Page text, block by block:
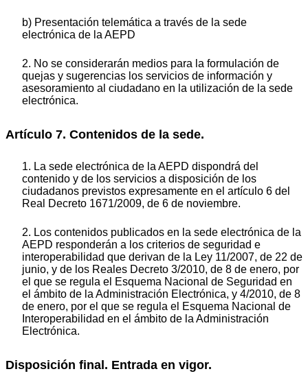
b) Presentación telemática a través de la sede
electrónica de la AEPD
2. No se considerarán medios para la formulación de
quejas y sugerencias los servicios de información y
asesoramiento al ciudadano en la utilización de la sede
electrónica.
Artículo 7. Contenidos de la sede.
1. La sede electrónica de la AEPD dispondrá del
contenido y de los servicios a disposición de los
ciudadanos previstos expresamente en el artículo 6 del
Real Decreto 1671/2009, de 6 de noviembre.
2. Los contenidos publicados en la sede electrónica de la
AEPD responderán a los criterios de seguridad e
interoperabilidad que derivan de la Ley 11/2007, de 22 de
junio, y de los Reales Decreto 3/2010, de 8 de enero, por
el que se regula el Esquema Nacional de Seguridad en
el ámbito de la Administración Electrónica, y 4/2010, de 8
de enero, por el que se regula el Esquema Nacional de
Interoperabilidad en el ámbito de la Administración
Electrónica.
Disposición final. Entrada en vigor.